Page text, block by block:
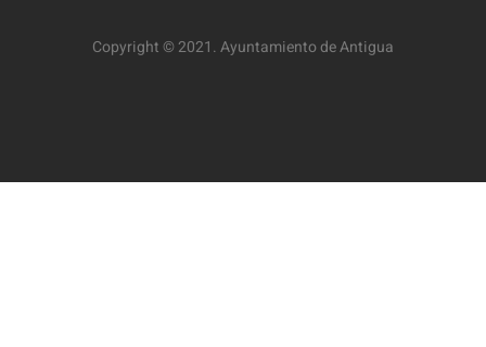
Copyright © 2021. Ayuntamiento de Antigua